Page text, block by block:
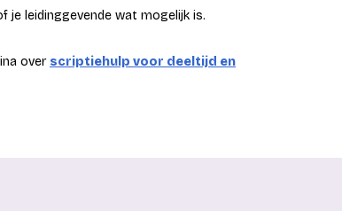
je leidinggevende wat mogelijk is.
over scriptiehulp voor deeltijd en